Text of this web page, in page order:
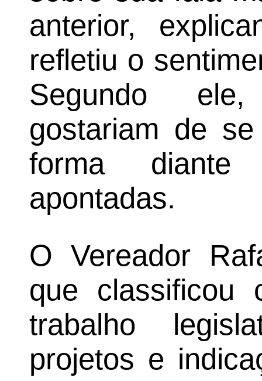
anterior,
refletiu o
Segundo
gostariam de
forma diante
apontadas.
O Vereador
que classificou
trabalho
projetos e